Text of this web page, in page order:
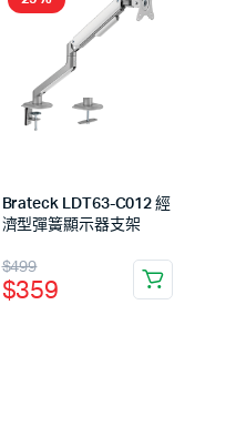
Brateck LDT63-C012 經
濟型彈簧顯示器支架
$499
$359